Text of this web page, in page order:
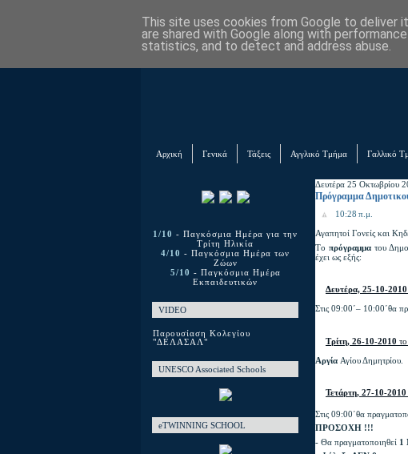
Αρχική Γενικά Τάξεις Αγγλικό Τμήμα Γαλλικό
1/10 - Παγκόσμια Ημέρα για την
Τρίτη Ηλικία
4/10 - Παγκόσμια Ημέρα των
Ζώων
5/10 - Παγκόσμια Ημέρα
Εκπαιδευτικών
VIDEO
Παρουσίαση Κολεγίου
"ΔΕΛΑΣΑΛ"
UNESCO Associated Schools
eTWINNING SCHOOL
Δευτέρα 25 Οκτωβρίου
Πρόγραμμα
10:28 π.μ.
Αγαπητοί Γονείς και
Tοπρόγραμμα του
έχει ως εξής:
Δευτέρα, 25-10-2010
Στις 09:00΄– 10:00΄θα
Τρίτη, 26-10-2010
Αργία Αγίου Δημητρίου.
Τετάρτη, 27-10-2010
Στις 09:00΄θα
ΠΡΟΣΟΧΗ !!!
- Θα πραγματοποιηθεί 1
This site uses cookies from Google to deliver
are shared with Google along with
statistics, and to detect and address abuse.